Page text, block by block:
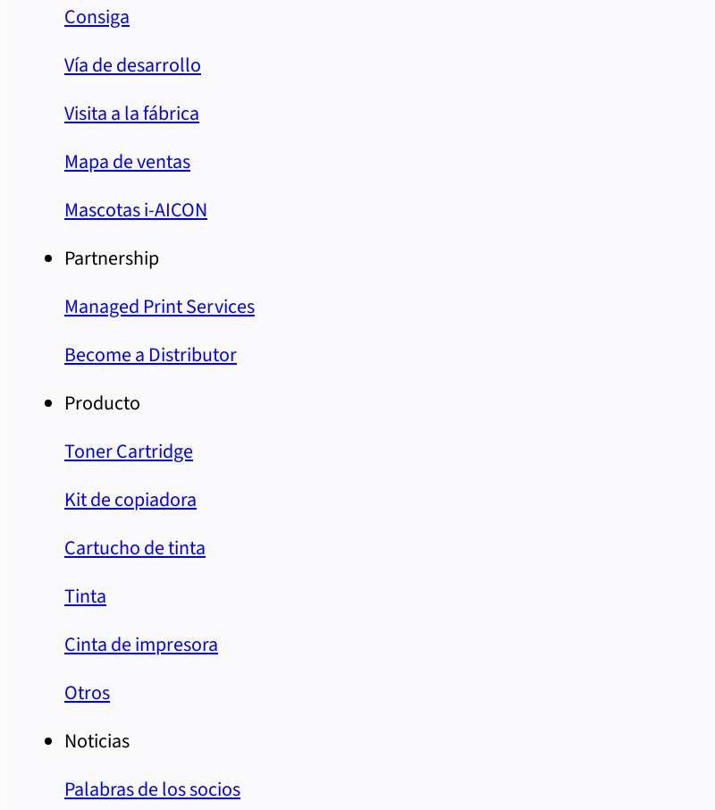
Consiga
Vía de desarrollo
Visita a la fábrica
Mapa de ventas
Mascotas i-AICON
Partnership
Managed Print Services
Become a Distributor
Producto
Toner Cartridge
Kit de copiadora
Cartucho de tinta
Tinta
Cinta de impresora
Otros
Noticias
Palabras de los socios